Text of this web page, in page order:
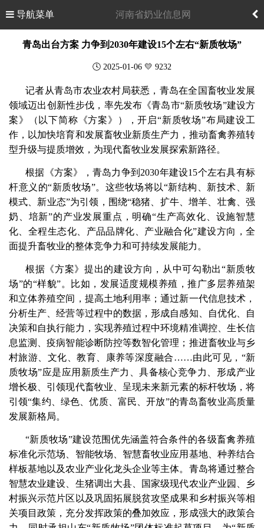
导航菜单 河南省奶业信息网
青岛出台方案 力争到2030年建设15个左右“新质牧场”
🕓 2025-01-06 💛 9232
记者从青岛市农业农村局获悉，青岛在全国畜牧业发展
领域迈出创新性步伐，率先发布《青岛市“新质牧场”建设方
案》（以下简称《方案》），开启“新质牧场”布局建设工
作，以加快培育和发展畜牧业新质生产力，推动畜禽养殖转
型升级与提质增效，为现代畜牧业发展探索新路径。
根据《方案》，青岛力争到2030年建设15个左右具有标
杆意义的“新质牧场”。这些牧场将以“新结构、新技术、新
模式、新业态”为引领，围绕“稳猪、扩牛、增羊、壮禽、强
奶、培新”的产业发展重点，明确“生产高效化、设施智慧
化、全程生态化、产品品牌化、产业融合化”建设方向，全
面提升畜牧业的整体竞争力和可持续发展能力。
根据《方案》提出的建设方向，从中可勾勒出“新质牧
场”的“样貌”。比如，发展适度规模养殖，推广多层养殖架
和立体养殖空间，提高土地利用率；通过新一代信息技术，
分析生产、经营等过程中的数据，形成自感知、自优化、自
决策和自执行能力，实现养殖过程中环境精准调控、生长信
息监测、疫病智能诊断防控等数智化管理；推进畜牧业与乡
村旅游、文化、教育、康养等深度融合……由此可见，“新
质牧场”应是应用新质生产力、具备核心竞争力、形成产业
增长极、引领现代畜牧业、呈现未来新元素的标杆牧场，将
引领“集约、绿色、优质、富民、开放”的青岛畜牧业高质量
发展新格局。
“新质牧场”建设范围优先涵盖符合条件的各级畜禽养殖
标准化示范场、智能牧场、智慧畜牧业应用基地、种养结合
样板基地以及农业产业化龙头企业等主体。青岛将通过整合
智慧农业建设、生猪调出大县、国家级现代农业产业园、乡
村振兴示范片区以及巩固拓展脱贫攻坚成果和乡村振兴等相
关项目政策，充分发挥政策的叠加效应，形成强大的政策合